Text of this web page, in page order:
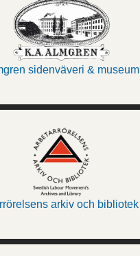
sidenväveri & museum
arkiv och bibliotek